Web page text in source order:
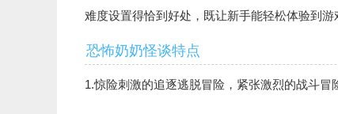
难度设置得恰到好处，既让新手能轻松体验到
恐怖奶奶怪谈特点
1.惊险刺激的追逐逃脱冒险，紧张激烈的战斗冒